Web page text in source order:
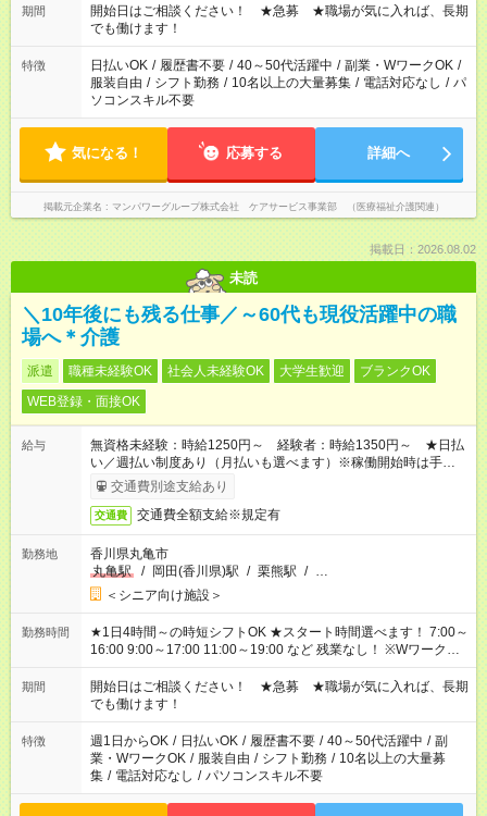
週40時間超の就業はご案内できません ※法令に基づき、週20時
間以上勤務は社会保険への加入対象となります ※労働者派遣法
（日雇い派遣の原則禁止）により、短時間・短期間の就業はご
案内が難しい場合があります
期間
開始日はご相談ください！ ★急募 ★職場が気に入れば、長期
でも働けます！
特徴 日払いOK / 履歴書不要 / 40～50代活躍中 / 副業・WワークOK /
服装自由 / シフト勤務 / 10名以上の大量募集 / 電話対応なし / パ
ソコンスキル不要
気になる！ 応募する 詳細へ
掲載元企業名 マンパワーグループ株式会社 ケアサービス事業部 （医療福祉介護関連）
掲載日：2026.08.02
未読
＼10年後にも残る仕事／～60代も現役活躍中の職
場へ＊介護
派遣 職種未経験OK 社会人未経験OK 大学生歓迎
ブランクOK
WEB登録・面接OK
給与
無資格未経験：時給1250円～ 経験者：時給1350円～ ★日払
い／週払い制度あり（月払いも選べます）※稼働開始時は手続き
完了次第のお支払いとなります。
交通費別途支給あり
交通費 交通費全額支給※規定有
勤務地
香川県丸亀市
丸亀駅
/ 岡田(香川県)駅 / 栗熊駅 / …
＜シニア向け施設＞
勤務時間
★1日4時間～の時短シフトOK ★スタート時間選べます！ 7:00～
16:00 9:00～17:00 11:00～19:00 など 残業なし！ ※Wワークの
場合、他のお仕事と合わせ週40時間超の就業はご案内できませ
ん ※法令に基づき、週20時間以上勤務は社会保険への加入対象
となります ※労働者派遣法（日雇い派遣の原則禁止）により、
短時間・短期間の就業はご案内が難しい場合があります
期間
開始日はご相談ください！ ★急募 ★職場が気に入れば、長期
でも働けます！
特徴 週1日からOK / 日払いOK / 履歴書不要 / 40～50代活躍中 / 副
業・WワークOK / 服装自由 / シフト勤務 / 10名以上の大量募
集 / 電話対応なし / パソコンスキル不要